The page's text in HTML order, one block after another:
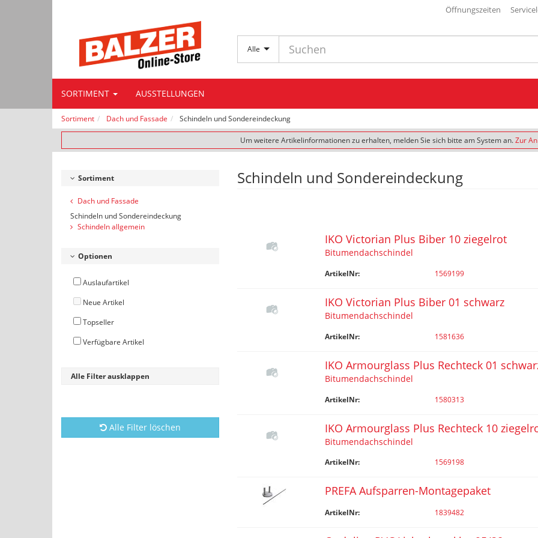
Öffnungszeiten
Alle
SORTIMENT AUSSTELLUNGEN
Sortiment Dach und Fassade Schindeln und Sondereindeckung
Um weitere Artikelinformationen zu erhalten, melden Sie sich bitte am System an.Zur
Sortiment
Dach und Fassade
Schindeln und Sondereindeckung
Schindeln allgemein
Optionen
Auslaufartikel
Neue Artikel
Topseller
Verfügbare Artikel
Alle Filter ausklappen
Alle Filter löschen
Schindeln und Sondereindeckung
IKO Victorian Plus Biber 10 ziegelrot
Bitumendachschindel
ArtikelNr: 1569199
IKO Victorian Plus Biber 01 schwarz
Bitumendachschindel
ArtikelNr: 1581636
IKO Armourglass Plus Rechteck 01
Bitumendachschindel
ArtikelNr: 1580313
IKO Armourglass Plus Rechteck 10
Bitumendachschindel
ArtikelNr: 1569198
PREFA Aufsparren-Montagepaket
ArtikelNr: 1839482